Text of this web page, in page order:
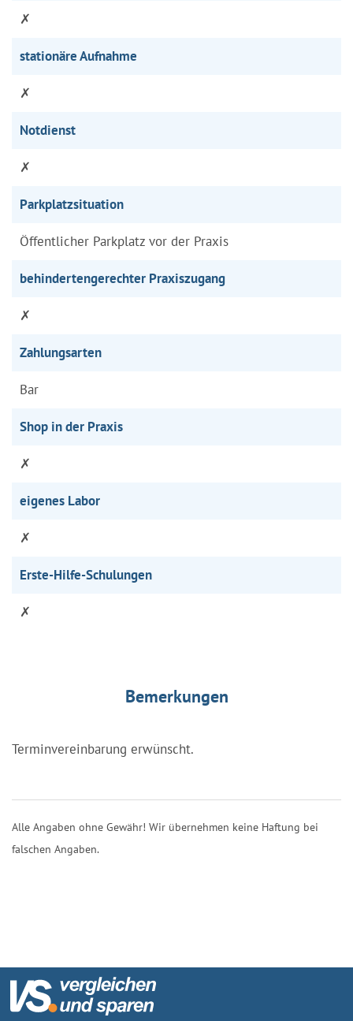
✗
stationäre Aufnahme
✗
Notdienst
✗
Parkplatzsituation
Öffentlicher Parkplatz vor der Praxis
behindertengerechter Praxiszugang
✗
Zahlungsarten
Bar
Shop in der Praxis
✗
eigenes Labor
✗
Erste-Hilfe-Schulungen
✗
Bemerkungen
Terminvereinbarung erwünscht.
Alle Angaben ohne Gewähr! Wir übernehmen keine Haftung bei
falschen Angaben.